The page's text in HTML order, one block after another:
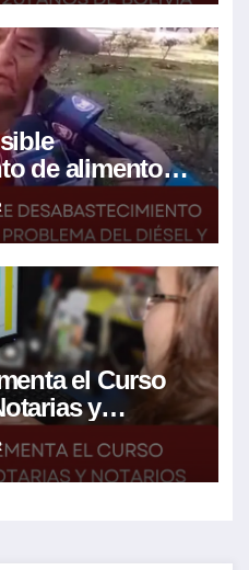
de alimentos
diésel y el
insumos
el Curso
y
2026